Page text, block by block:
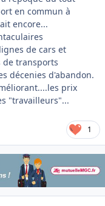
en commun à
encore...
de cars et
de transports
décenies d'abandon.
prix
"travailleurs"...
1